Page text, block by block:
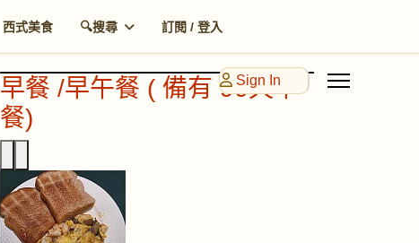
西式美食 🔍搜尋 訂閱 / 登入
Sign In
早餐 /早午餐 ( 備有 90天早
餐)